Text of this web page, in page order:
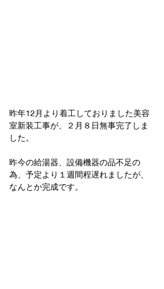
昨年12月より着工しておりました美容
室新装工事が、２月８日無事完了しま
した。
昨今の給湯器、設備機器の品不足の
為、予定より１週間程遅れましたが、
なんとか完成です。